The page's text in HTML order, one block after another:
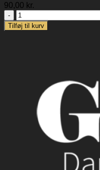
90,00 kr.
Jordbær
Sunshine
antal
Tilføj til kurv